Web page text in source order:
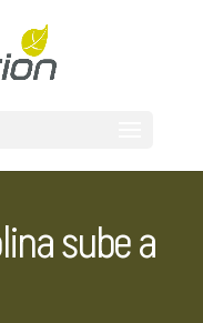
sube a